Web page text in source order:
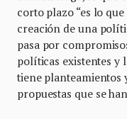
corto plazo “es lo
creación de una
pasa por
políticas existentes y
tiene planteamientos
propuestas que se